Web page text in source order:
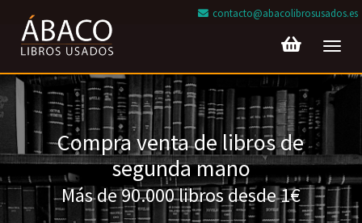
contacto@abacolibrosusados.es
Compra venta de libros de
segunda mano
Más de 90.000 libros desde 1€